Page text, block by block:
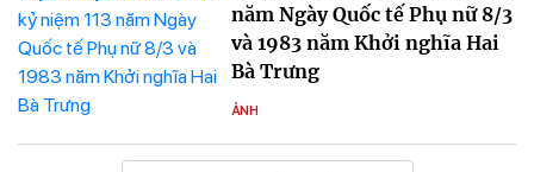
năm Ngày Quốc tế Phụ nữ 8/3
và 1983 năm Khởi nghĩa Hai
Bà Trưng
ẢNH